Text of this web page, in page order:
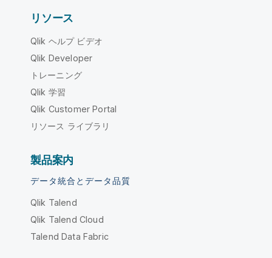
リソース
Qlik ヘルプ ビデオ
Qlik Developer
トレーニング
Qlik 学習
Qlik Customer Portal
リソース ライブラリ
製品案内
データ統合とデータ品質
Qlik Talend
Qlik Talend Cloud
Talend Data Fabric